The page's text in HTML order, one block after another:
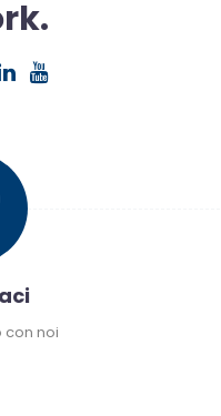
con noi